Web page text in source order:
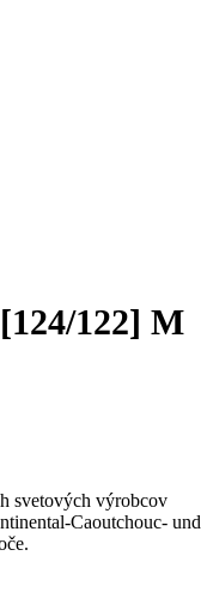
122] M
svetových výrobcov
Caoutchouc- und